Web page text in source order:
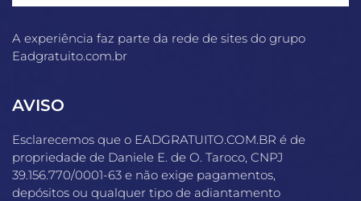
A experiência faz parte da rede de sites do grupo
Eadgratuito.com.br
AVISO
Esclarecemos que o EADGRATUITO.COM.BR é de
propriedade de Daniele E. de O. Taroco, CNPJ
39.156.770/0001-63 e não exige pagamentos,
depósitos ou qualquer tipo de adiantamento